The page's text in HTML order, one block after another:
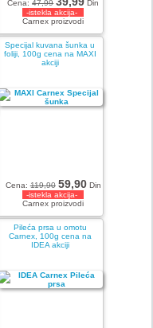
Cena:47,99
Din
-istekla akcija-
Carnex proizvodi
Specijal kuvana šunka u
foliji, 100g cena na MAXI
akciji
Cena:119,90 59,90Din
-istekla akcija-
Carnex proizvodi
Pileća prsa u omotu
Carnex, 100g cena na
IDEA akciji